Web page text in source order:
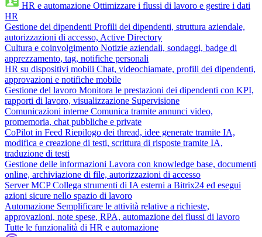
HR e automazione Ottimizzare i flussi di lavoro e gestire i dati
HR
Gestione dei dipendenti Profili dei dipendenti, struttura aziendale,
autorizzazioni di accesso, Active Directory
Cultura e coinvolgimento Notizie aziendali, sondaggi, badge di
apprezzamento, tag, notifiche personali
HR su dispositivi mobili Chat, videochiamate, profili dei dipendenti,
approvazioni e notifiche mobile
Gestione del lavoro Monitora le prestazioni dei dipendenti con KPI,
rapporti di lavoro, visualizzazione Supervisione
Comunicazioni interne Comunica tramite annunci video,
promemoria, chat pubbliche e private
CoPilot in Feed Riepilogo dei thread, idee generate tramite IA,
modifica e creazione di testi, scrittura di risposte tramite IA,
traduzione di testi
Gestione delle informazioni Lavora con knowledge base, documenti
online, archiviazione di file, autorizzazioni di accesso
Server MCP Collega strumenti di IA esterni a Bitrix24 ed esegui
azioni sicure nello spazio di lavoro
Automazione Semplificare le attività relative a richieste,
approvazioni, note spese, RPA, automazione dei flussi di lavoro
Tutte le funzionalità di HR e automazione